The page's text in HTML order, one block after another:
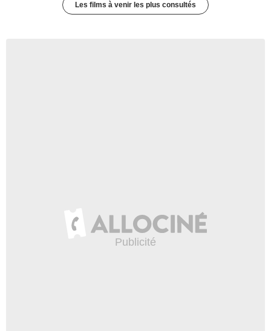
Les films à venir les plus consultés